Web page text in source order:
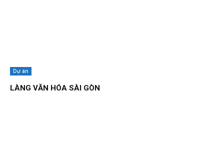
Dự án
LÀNG VĂN HÓA SÀI GÒN